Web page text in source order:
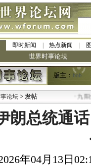
即时新闻 热点新闻
世界时事论坛
版主： bob
论坛 > 发帖 九阳全
朗总统通
年04月13日